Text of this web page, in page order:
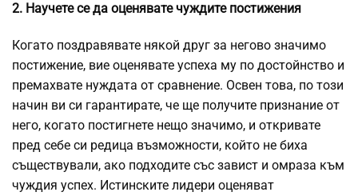
2. Научете се да оценявате чуждите постижения
Когато поздравявате някой друг за негово значимо
постижение, вие оценявате успеха му по достойнство и
премахвате нуждата от сравнение. Освен това, по този
начин ви си гарантирате, че ще получите признание от
него, когато постигнете нещо значимо, и откривате
пред себе си редица възможности, който не биха
съществували, ако подходите със завист и омраза към
чуждия успех. Истинските лидери оценяват